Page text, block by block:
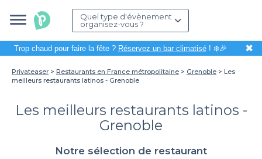
Quel type d'évènement
organisez-vous ?
Trop chaud pour faire la fête ? Réservez un bar climatisé! ❄️🎉 ✖
Privateaser Restaurants en France métropolitaine Grenoble
Les
meilleurs restaurants latinos - Grenoble
Les meilleurs restaurants latinos -
Grenoble
Notre sélection de restaurant